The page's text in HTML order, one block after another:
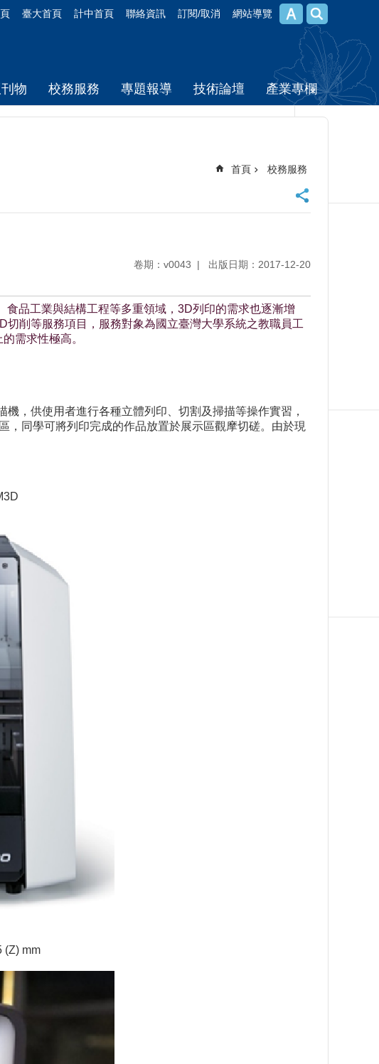
臺大首頁 計中首頁 聯絡資訊 訂閱/取消 網站導覽
物 校務服務 專題報導 技術論壇 產業專欄
首頁 校務服務
卷期：v0043 出版日期：2017-12-20
品工業與結構工程等多重領域，3D列印的需求也逐漸增
削等服務項目，服務對象為國立臺灣大學系統之教職員工
需求性極高。
，供使用者進行各種立體列印、切割及掃描等操作實習，
，同學可將列印完成的作品放置於展示區觀摩切磋。由於現
(Z) mm